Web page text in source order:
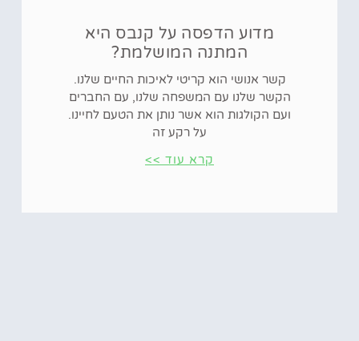
מדוע הדפסה על קנבס היא
המתנה המושלמת?
קשר אנושי הוא קריטי לאיכות החיים שלנו.
הקשר שלנו עם המשפחה שלנו, עם החברים
ועם הקולגות הוא אשר נותן את הטעם לחיינו.
על רקע זה
קרא עוד >>